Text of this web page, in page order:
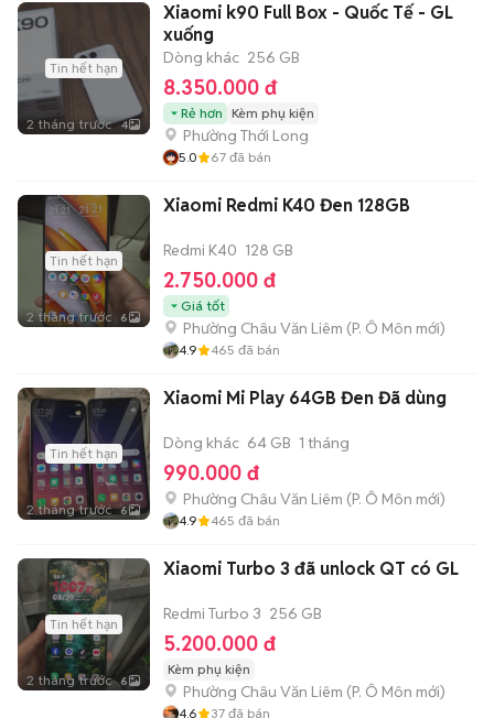
Tin hết hạn
2 tháng trước 4
Xiaomi k90 Full Box - Quốc Tế - GL
xuống
Dòng khác 256 GB
8.350.000 đ
Rẻ hơn Kèm phụ kiện
Phường Thới Long
5.0 67 đã bán
Tin hết hạn
2 tháng trước 6
Xiaomi Redmi K40 Đen 128GB
Redmi K40 128 GB
2.750.000 đ
Giá tốt
Phường Châu Văn Liêm (P. Ô Môn mới)
4.9 465 đã bán
Tin hết hạn
2 tháng trước 6
Xiaomi Mi Play 64GB Đen Đã dùng
Dòng khác 64 GB 1 tháng
990.000 đ
Phường Châu Văn Liêm (P. Ô Môn mới)
4.9 465 đã bán
Tin hết hạn
2 tháng trước 6
Xiaomi Turbo 3 đã unlock QT có GL
Redmi Turbo 3 256 GB
5.200.000 đ
Kèm phụ kiện
Phường Châu Văn Liêm (P. Ô Môn mới)
4.6 37 đã bán